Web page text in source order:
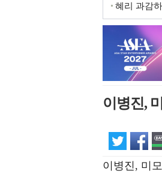
혜리 과감
이병진,
이병진, 미